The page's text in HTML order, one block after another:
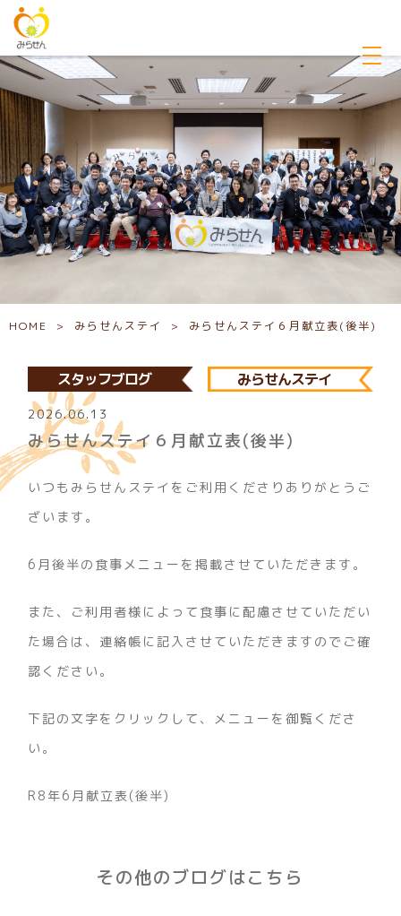
HOME > みらせんステイ > みらせんステイ６月献立表(後半)
スタッフブログ みらせんステイ
みらせんステイ６月献立表(後半)
2026.06.13
いつもみらせんステイをご利用くださりありがとうご
ざいます。
6月後半の食事メニューを掲載させていただきます。
また、ご利用者様によって食事に配慮させていただい
た場合は、連絡帳に記入させていただきますのでご確
認ください。
下記の文字をクリックして、メニューを御覧くださ
い。
R8年6月献立表(後半)
その他のブログはこちら